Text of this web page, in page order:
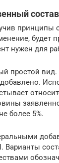
состав
принципы
будет
нужен для
простой
более 5%.
Варианты